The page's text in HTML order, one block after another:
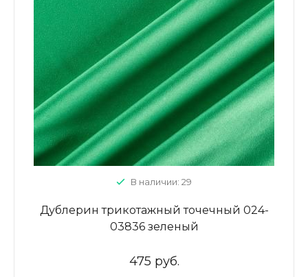
В наличии: 29
Дублерин трикотажный точечный 024-
03836 зеленый
475 руб.